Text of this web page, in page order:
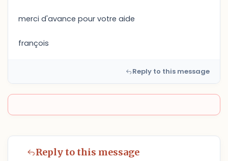
merci d'avance pour votre aide
françois
Reply to this message
Reply to this message